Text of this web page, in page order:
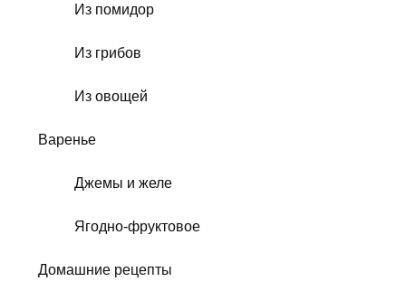
Из помидор
Из грибов
Из овощей
Варенье
Джемы и желе
Ягодно-фруктовое
Домашние рецепты